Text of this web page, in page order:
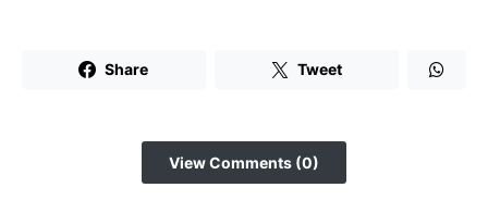
Share Tweet
View Comments (0)